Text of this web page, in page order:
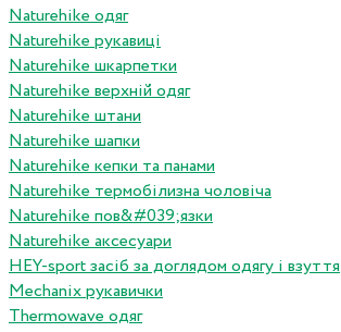
Naturehike одяг
Naturehike рукавиці
Naturehike шкарпетки
Naturehike верхній одяг
Naturehike штани
Naturehike шапки
Naturehike кепки та панами
Naturehike термобілизна чоловіча
Naturehike пов&#039;язки
Naturehike аксесуари
HEY-sport засіб за доглядом одягу і взуття
Mechanix рукавички
Thermowave одяг